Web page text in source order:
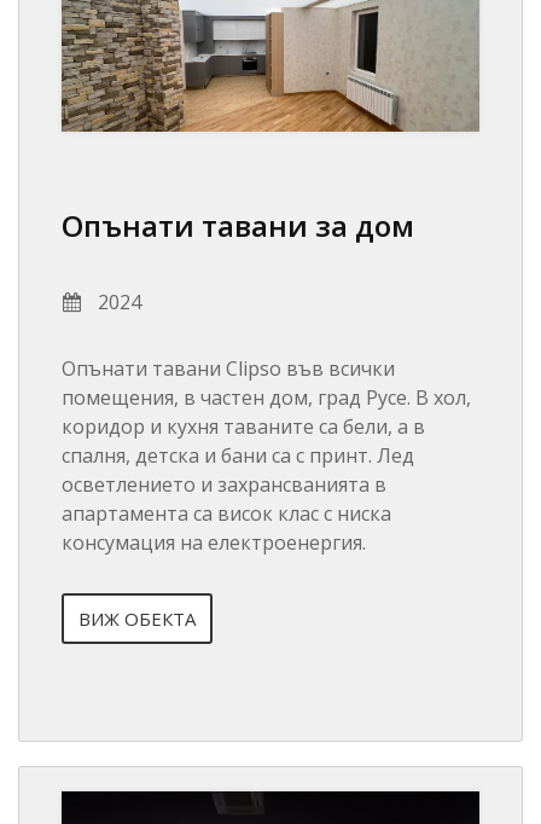
Опънати тавани за дом
2024
Опънати тавани Clipso във всички
помещения, в частен дом, град Русе. В хол,
коридор и кухня таваните са бели, а в
спалня, детска и бани са с принт. Лед
осветлението и захрансванията в
апартамента са висок клас с ниска
консумация на електроенергия.
ВИЖ ОБЕКТА